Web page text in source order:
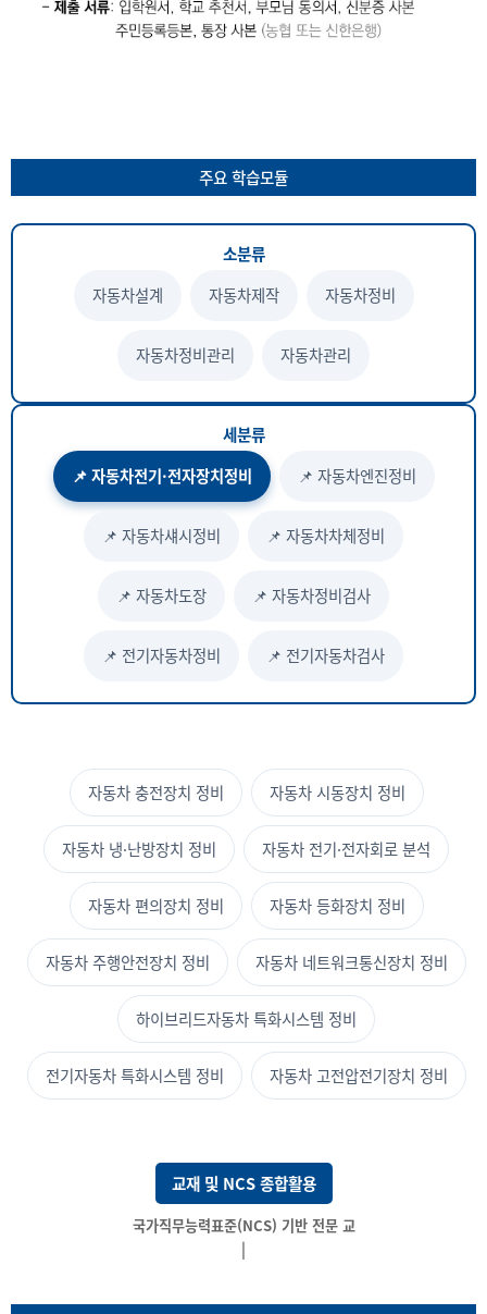
주요 학습모듈
소분류
자동차설계
자동차제작 자동차정비
자동차정비관리 자동차관리
세분류
📌 자동차전기·전자장치정비
📌 자동차엔진정비
📌 자동차섀시정비 📌 자동차차체정비
📌 자동차도장 📌 자동차정비검사
📌 전기자동차정비 📌 전기자동차검사
자동차 충전장치 정비 자동차 시동장치 정비
자동차 냉·난방장치 정비 자동차 전기·전자회로 분석
자동차 편의장치 정비 자동차 등화장치 정비
자동차 주행안전장치 정비 자동차 네트워크통신장치 정비
하이브리드자동차 특화시스템 정비
전기자동차 특화시스템 정비 자동차 고전압전기장치 정비
교재 및 NCS 종합활용
|